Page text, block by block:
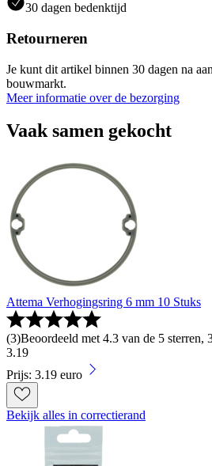
30 dagen bedenktijd
Retourneren
Je kunt dit artikel binnen 30 dagen na
bouwmarkt.
Meer informatie over de bezorging
Vaak samen gekocht
Attema Verhogingsring 6 mm 10 Stuks
(3)Beoordeeld met 4.3 van de 5 sterren,
3.19
Prijs: 3.19 euro
Bekijk alles in correctierand